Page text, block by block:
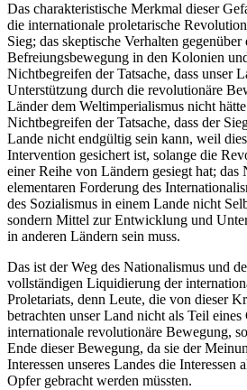
Das charakteristische Merkmal dieser
die internationale proletarische
Sieg; das skeptische Verhalten
Befreiungsbewegung in den Kolonien
Nichtbegreifen der Tatsache, dass unser
Unterstützung durch die revolutionäre
Länder dem Weltimperialismus nicht
Nichtbegreifen der Tatsache, dass der
Lande nicht endgültig sein kann, weil
Intervention gesichert ist, solange die
einer Reihe von Ländern gesiegt hat; das
elementaren Forderung des
des Sozialismus in einem Lande nicht
sondern Mittel zur Entwicklung und
in anderen Ländern sein muss.
Das ist der Weg des Nationalismus und
vollständigen Liquidierung der
Proletariats, denn Leute, die von dieser
betrachten unser Land nicht als Teil eines
internationale revolutionäre Bewegung,
Ende dieser Bewegung, da sie der
Interessen unseres Landes die Interessen
Opfer gebracht werden müssten.